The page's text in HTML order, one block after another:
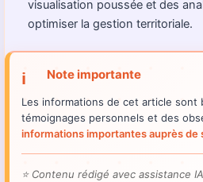
visualisation poussée et des
optimiser la gestion territoriale.
ℹ️ Note importante
Les informations de cet article sont
témoignages personnels et des
informations importantes auprès de
⭐ Contenu rédigé avec assistance